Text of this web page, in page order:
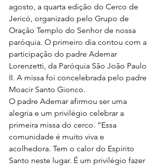
agosto, a quarta edição do Cerco de
Jericó, organizado pelo Grupo de
Oração Templo do Senhor de nossa
paróquia. O primeiro dia contou com a
participação do padre Ademar
Lorenzetti, da Paróquia São João Paulo
II. A missa foi concelebrada pelo padre
Moacir Santo Gionco.
O padre Ademar afirmou ser uma
alegria e um privilégio celebrar a
primeira missa do cerco. “Essa
comunidade é muito viva e
acolhedora. Tem o calor do Espírito
Santo neste lugar. É um privilégio fazer